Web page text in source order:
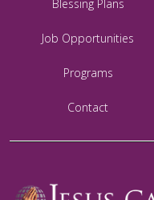
Blessing Plans
Job Opportunities
Programs
Contact